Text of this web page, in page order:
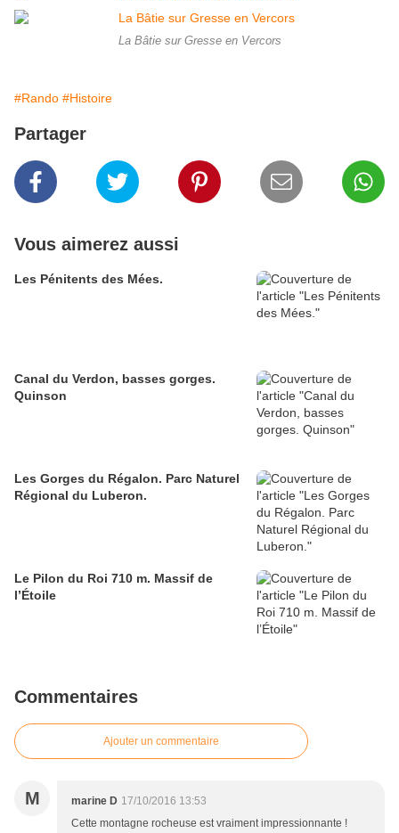
La Bâtie sur Gresse en Vercors
#Rando #Histoire
Partager
Vous aimerez aussi
Les Pénitents des Mées.
Canal du Verdon, basses gorges.
Quinson
Les Gorges du Régalon. Parc Naturel
Régional du Luberon.
Le Pilon du Roi 710 m. Massif de
l’Étoile
Commentaires
Ajouter un commentaire
M marine D 17/10/2016 13:53
Cette montagne rocheuse est vraiment impressionnante !